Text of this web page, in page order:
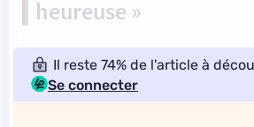
heureuse »
Il reste 74% de l'article à
Se connecter